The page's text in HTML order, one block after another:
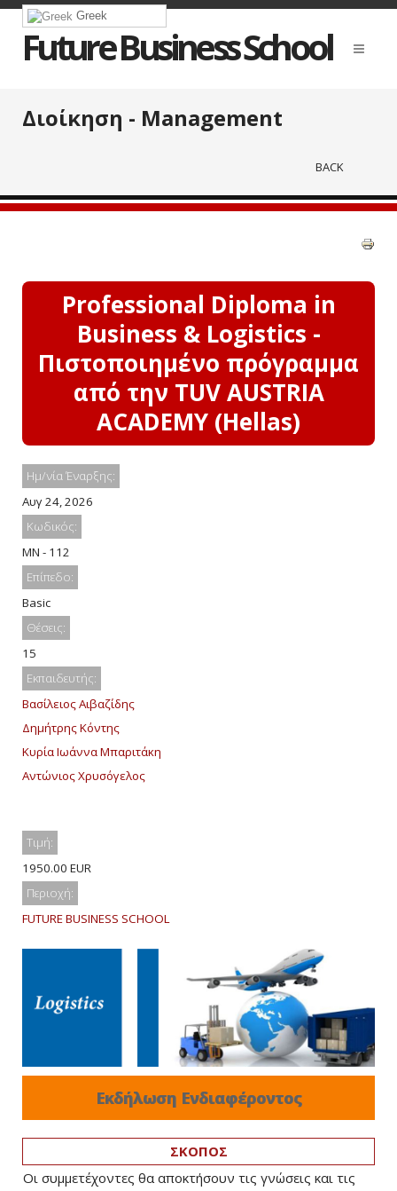
Greek
Future Business School
Διοίκηση - Management
BACK
Professional Diploma in
Business & Logistics -
Πιστοποιημένο πρόγραμμα
από την TUV AUSTRIA
ACADEMY (Hellas)
Ημ/νία Έναρξης:
Αυγ 24, 2026
Κωδικός:
MN - 112
Επίπεδο:
Basic
Θέσεις:
15
Εκπαιδευτής:
Βασίλειος Αιβαζίδης
Δημήτρης Κόντης
Κυρία Ιωάννα Μπαριτάκη
Αντώνιος Χρυσόγελος
Τιμή:
1950.00 EUR
Περιοχή:
FUTURE BUSINESS SCHOOL
Εκδήλωση Ενδιαφέροντος
ΣΚΟΠΟΣ
Οι συμμετέχοντες θα αποκτήσουν τις γνώσεις και τις